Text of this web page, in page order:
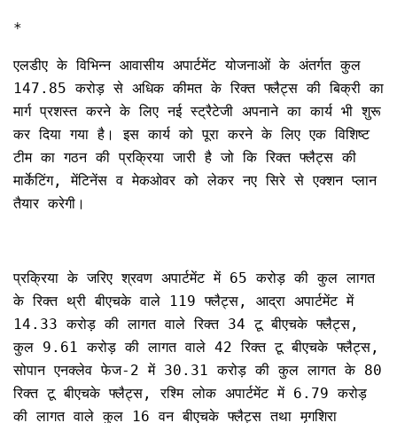
*
एलडीए के विभिन्न आवासीय अपार्टमेंट योजनाओं के अंतर्गत कुल
147.85 करोड़ से अधिक कीमत के रिक्त फ्लैट्स की बिक्री का
मार्ग प्रशस्त करने के लिए नई स्ट्रैटेजी अपनाने का कार्य भी शुरू
कर दिया गया है। इस कार्य को पूरा करने के लिए एक विशिष्ट
टीम का गठन की प्रक्रिया जारी है जो कि रिक्त फ्लैट्स की
मार्केटिंग, मेंटिनेंस व मेकओवर को लेकर नए सिरे से एक्शन प्लान
तैयार करेगी।
प्रक्रिया के जरिए श्रवण अपार्टमेंट में 65 करोड़ की कुल लागत
के रिक्त थ्री बीएचके वाले 119 फ्लैट्स, आद्रा अपार्टमेंट में
14.33 करोड़ की लागत वाले रिक्त 34 टू बीएचके फ्लैट्स,
कुल 9.61 करोड़ की लागत वाले 42 रिक्त टू बीएचके फ्लैट्स,
सोपान एनक्लेव फेज-2 में 30.31 करोड़ की कुल लागत के 80
रिक्त टू बीएचके फ्लैट्स, रश्मि लोक अपार्टमेंट में 6.79 करोड़
की लागत वाले कुल 16 वन बीएचके फ्लैट्स तथा मृगशिरा